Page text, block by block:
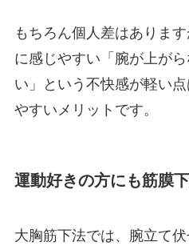
もちろん個人差はありま
に感じやすい「腕が上が
い」という不快感が軽い
やすいメリットです。
運動好きの方にも筋膜
大胸筋下法では、腕立て